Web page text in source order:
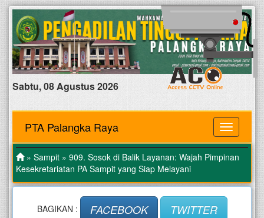
Sabtu, 08 Agustus 2026
MENU
PTA Palangka Raya
» Sampit » 909. Sosok di Balik Layanan: Wajah Pimpinan
Kesekretariatan PA Sampit yang Siap Melayani
BAGIKAN : FACEBOOK
TWITTER